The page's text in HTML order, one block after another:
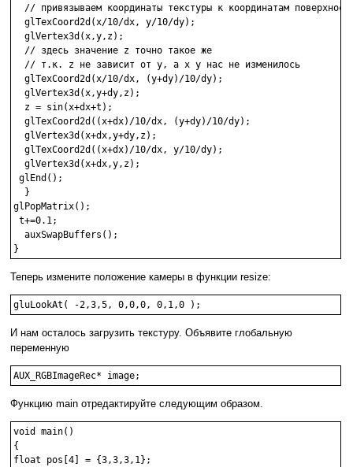
// привязываем координаты текстуры к координатам
  glTexCoord2d(x/10/dx, y/10/dy);
  glVertex3d(x,y,z);
  // здесь значение z точно такое же
  // т.к. z не зависит от y, a x у нас не изменилось
  glTexCoord2d(x/10/dx, (y+dy)/10/dy);
  glVertex3d(x,y+dy,z);
  z = sin(x+dx+t);
  glTexCoord2d((x+dx)/10/dx, (y+dy)/10/dy);
  glVertex3d(x+dx,y+dy,z);
  glTexCoord2d((x+dx)/10/dx, y/10/dy);
  glVertex3d(x+dx,y,z);
glEnd();
  }
glPopMatrix();
t+=0.1;
  auxSwapBuffers();
Теперь измените положение камеры в функции resize:
И нам осталось загрузить текстуру. Объявите глобальную
переменную
AUX_RGBImageRec* image;
Функцию main отредактируйте следующим образом.
void main()
{
float pos[4] = {3,3,3,1};